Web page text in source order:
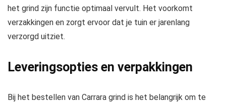
het grind zijn functie optimaal vervult. Het voorkomt
verzakkingen en zorgt ervoor dat je tuin er jarenlang
verzorgd uitziet.
Leveringsopties en verpakkingen
Bij het bestellen van Carrara grind is het belangrijk om te